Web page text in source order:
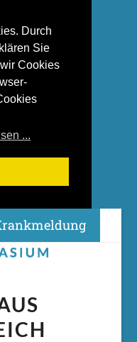
Durch
Sie
Cookies
...